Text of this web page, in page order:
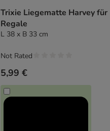
Trixie Liegematte Harvey für
Regale
L 38 x B 33 cm
5,99 €
Not Rated